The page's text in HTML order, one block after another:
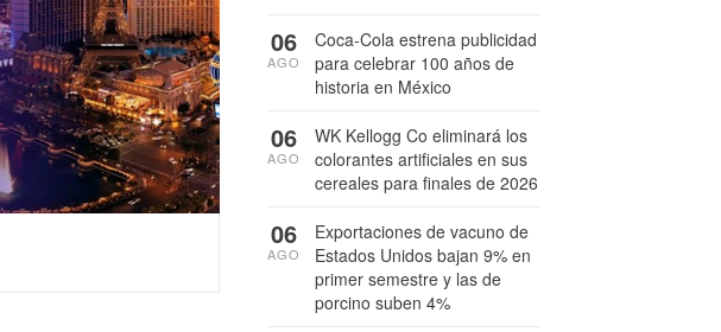
Coca-Cola estrena publicidad
para celebrar 100 años de
historia en México
06
AGO
WK Kellogg Co eliminará los
colorantes artificiales en sus
cereales para finales de 2026
06
AGO
Exportaciones de vacuno de
Estados Unidos bajan 9% en
primer semestre y las de
porcino suben 4%
06
AGO